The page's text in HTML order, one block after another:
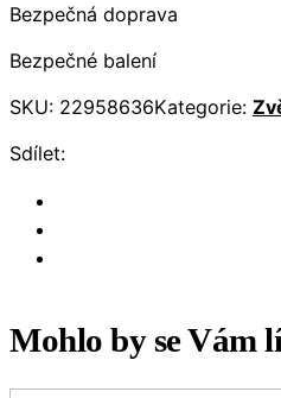
Bezpečná doprava
Bezpečné balení
SKU: 22958636Kategorie:
Sdílet:
Mohlo by se Vám